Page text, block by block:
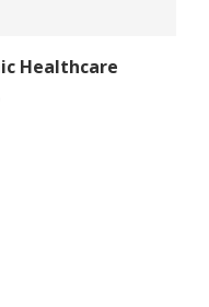
Healthcare